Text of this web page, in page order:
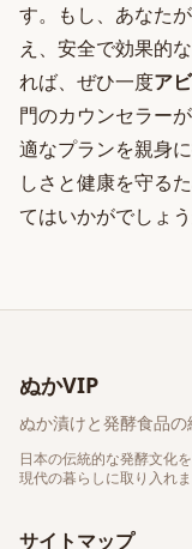
す。もし、あなた
え、安全で効果的
れば、ぜひ一度ア
門のカウンセラー
適なプランを親身
しさと健康を守る
てはいかがでしょう
ぬかVIP
ぬか漬けと発酵食品の
日本の伝統的な発酵文化を
現代の暮らしに取り入れま
サイトマップ